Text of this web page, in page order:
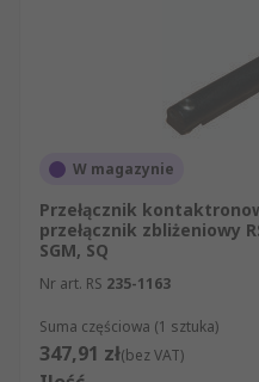
W magazynie
Przełącznik
przełącznik zbliżeniowy
SGM, SQ
Nr art. RS 235-1163
Suma częściowa (1 sztuka)
347,91 zł(bez VAT)